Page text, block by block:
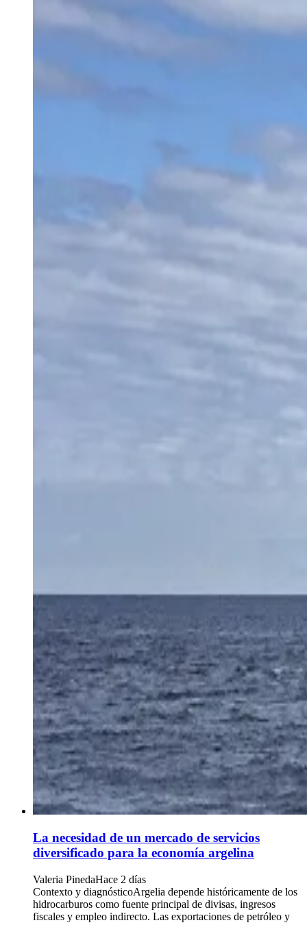
La necesidad de un mercado de servicios
diversificado para la economía argelina
Valeria PinedaHace 2 días
Contexto y diagnósticoArgelia depende históricamente de los
hidrocarburos como fuente principal de divisas, ingresos
fiscales y empleo indirecto. Las exportaciones de petróleo y